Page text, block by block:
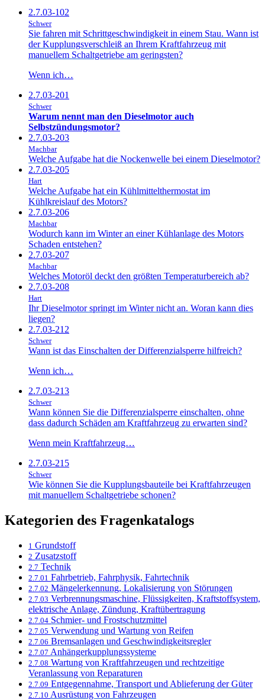
2.7.03-102
Schwer
Sie fahren mit Schrittgeschwindigkeit in einem Stau. Wann ist
der Kupplungsverschleiß an Ihrem Kraftfahrzeug mit
manuellem Schaltgetriebe am geringsten?
Wenn ich…
2.7.03-201
Schwer
Warum nennt man den Dieselmotor auch
Selbstzündungsmotor?
2.7.03-203
Machbar
Welche Aufgabe hat die Nockenwelle bei einem Dieselmotor?
2.7.03-205
Hart
Welche Aufgabe hat ein Kühlmittelthermostat im
Kühlkreislauf des Motors?
2.7.03-206
Machbar
Wodurch kann im Winter an einer Kühlanlage des Motors
Schaden entstehen?
2.7.03-207
Machbar
Welches Motoröl deckt den größten Temperaturbereich ab?
2.7.03-208
Hart
Ihr Dieselmotor springt im Winter nicht an. Woran kann dies
liegen?
2.7.03-212
Schwer
Wann ist das Einschalten der Differenzialsperre hilfreich?
Wenn ich…
2.7.03-213
Schwer
Wann können Sie die Differenzialsperre einschalten, ohne
dass dadurch Schäden am Kraftfahrzeug zu erwarten sind?
Wenn mein Kraftfahrzeug…
2.7.03-215
Schwer
Wie können Sie die Kupplungsbauteile bei Kraftfahrzeugen
mit manuellem Schaltgetriebe schonen?
Kategorien des Fragenkatalogs
1 Grundstoff
2 Zusatzstoff
2.7 Technik
2.7.01 Fahrbetrieb, Fahrphysik, Fahrtechnik
2.7.02 Mängelerkennung, Lokalisierung von Störungen
2.7.03 Verbrennungsmaschine, Flüssigkeiten, Kraftstoffsystem,
elektrische Anlage, Zündung, Kraftübertragung
2.7.04 Schmier- und Frostschutzmittel
2.7.05 Verwendung und Wartung von Reifen
2.7.06 Bremsanlagen und Geschwindigkeitsregler
2.7.07 Anhängerkupplungssysteme
2.7.08 Wartung von Kraftfahrzeugen und rechtzeitige
Veranlassung von Reparaturen
2.7.09 Entgegennahme, Transport und Ablieferung der Güter
2.7.10 Ausrüstung von Fahrzeugen